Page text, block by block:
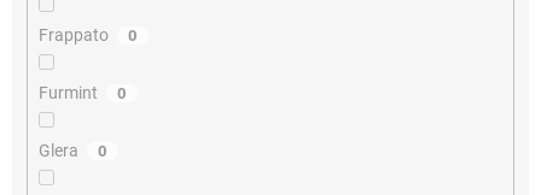
Frappato 0
Furmint 0
Glera 0